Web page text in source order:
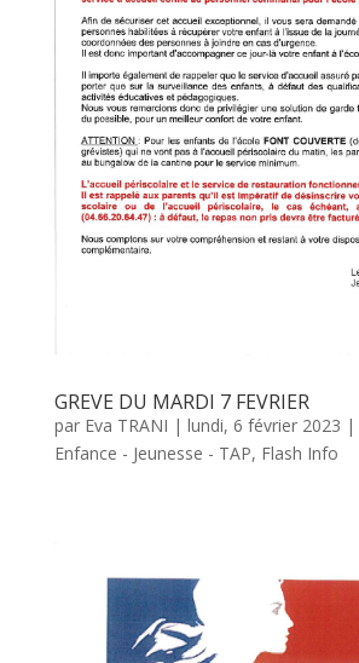
GREVE DU MARDI 7 FEVRIER
par Eva TRANI | lundi, 6 février 2023 |
Enfance - Jeunesse - TAP, Flash Info